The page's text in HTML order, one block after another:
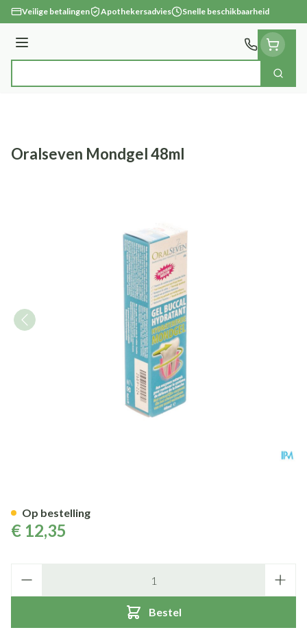
Ga naar de inhoud
Veilige betalingen Apothekersadvies Snelle beschikbaarheid
Menu
Zoek
Oralseven Mondgel 48ml
€ 12,35
Bestel
Op bestelling